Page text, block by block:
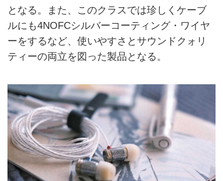
となる。また、このクラスでは珍しくケーブ
ルにも4NOFCシルバーコーティング・ワイヤ
ーをするなど、使いやすさとサウンドクォリ
ティーの両立を図った製品となる。